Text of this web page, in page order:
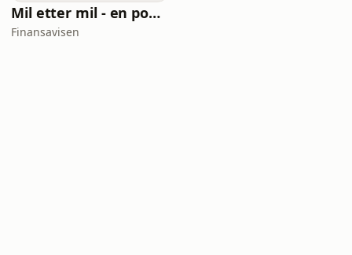
Mil etter mil - en podcast om bil
Finansavisen